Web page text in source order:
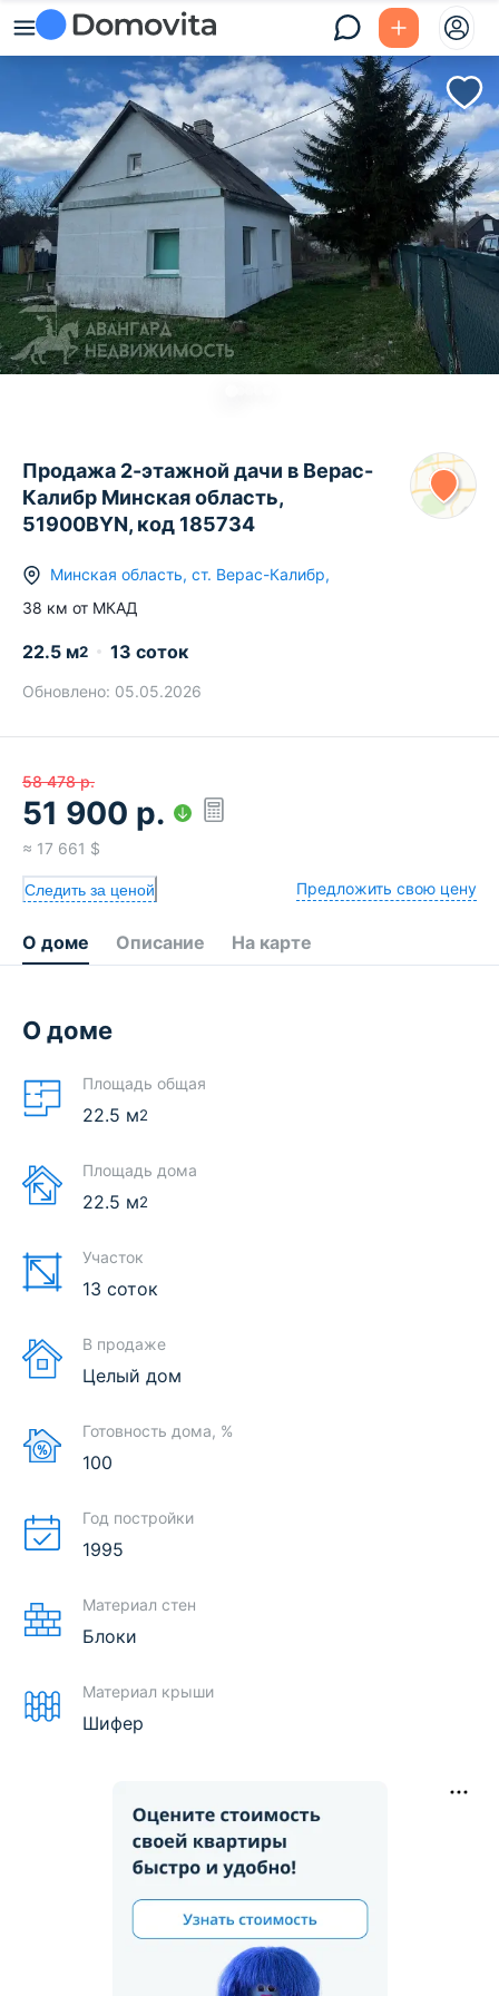
Продажа 2-этажной дачи в Верас-
Калибр Минская область,
51900BYN, код 185734
Минская область, ст. Верас-Калибр,
38 км от МКАД
22.5 м2 13 соток
Обновлено: 05.05.2026
58 478 р.
51 900 р.
≈ 17 661 $
Следить за ценой Предложить свою цену
О доме Описание На карте
О доме
Площадь общая
22.5 м2
Площадь дома
22.5 м2
Участок
13 соток
В продаже
Целый дом
Готовность дома, %
100
Год постройки
1995
Материал стен
Блоки
Материал крыши
Шифер